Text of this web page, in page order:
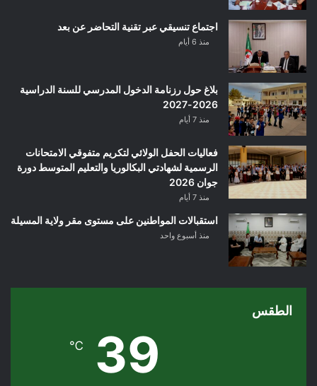
اجتماع تنسيقي عبر تقنية التحاضر عن بعد
منذ 6 أيام
بلاغ حول رزنامة الدخول المدرسي للسنة الدراسية
2026-2027
منذ 7 أيام
فعاليات الحفل الولائي لتكريم متفوقي الامتحانات
الرسمية لشهادتي البكالوريا والتعليم المتوسط دورة
جوان 2026
منذ 7 أيام
استقبالات المواطنين على مستوى مقر ولاية المسيلة
منذ أسبوع واحد
الطقس
39
℃